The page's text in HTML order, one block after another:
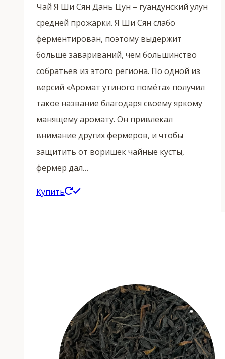
900 ₽
Чай Я Ши Сян Дань Цун – гуандунский улун
средней прожарки. Я Ши Сян слабо
ферментирован, поэтому выдержит
больше завариваний, чем большинство
собратьев из этого региона. По одной из
версий «Аромат утиного помёта» получил
такое название благодаря своему яркому
манящему аромату. Он привлекал
внимание других фермеров, и чтобы
защитить от воришек чайные кусты,
фермер дал…
Купить
Этот
можно
выбрать
на
странице
товара.